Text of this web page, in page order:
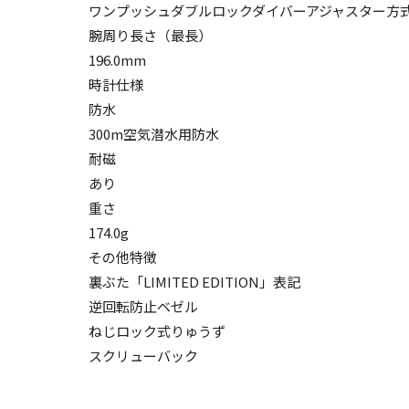
ワンプッシュダブルロックダイバーアジャスター方
腕周り長さ（最長）
196.0mm
時計仕様
防水
300m空気潜水用防水
耐磁
あり
重さ
174.0g
その他特徴
裏ぶた「LIMITED EDITION」表記
逆回転防止ベゼル
ねじロック式りゅうず
スクリューバック